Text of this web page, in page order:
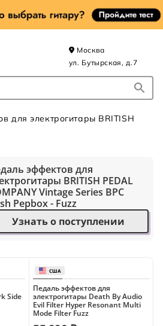
Москва
ул. Бутырская, д.7
для электрогитары BRITISH
эффектов для
BRITISH PEDAL
Vintage Series BPC
Pepbox - Fuzz
Узнать о поступлении
Side
Педаль эффектов для
электрогитары Death By Audio
Evil Filter Hyper Resonant Multi
Mode Filter Fuzz